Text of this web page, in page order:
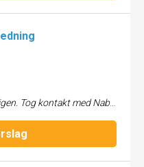
samt spackla diverse väggar. Är supernöjd. Enkla,snabba med fantastisk service. rekommenderas starkt. Tack Nabil! /Adam Farhoumand